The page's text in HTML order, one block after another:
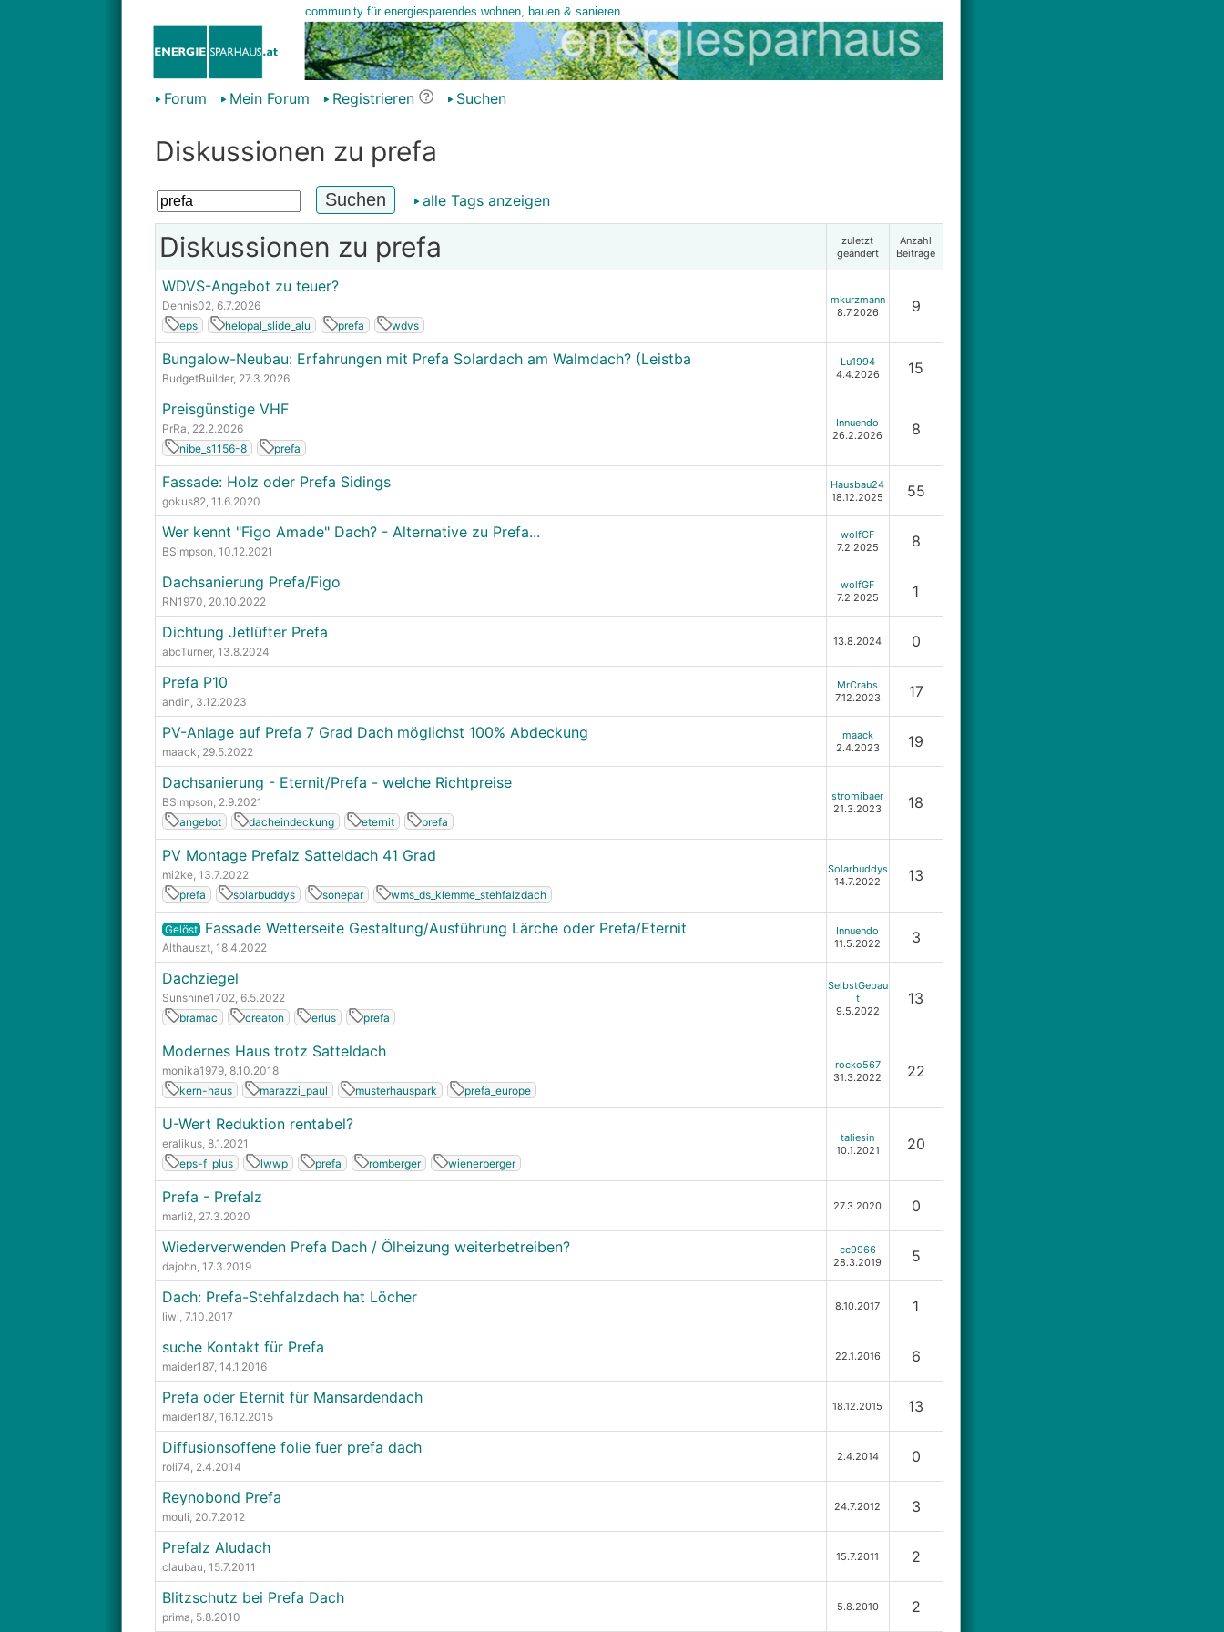
Forum Mein Forum Registrieren Suchen
Diskussionen zu prefa
alle Tags anzeigen
Diskussionen zu prefa
zuletzt
geändert
Anzahl
Beiträge
WDVS-Angebot zu teuer?
Dennis02, 6.7.2026
eps
helopal_slide_alu prefa wdvs
mkurzmann
8.7.2026
9
Bungalow-Neubau: Erfahrungen mit Prefa Solardach am Walmdach? (Leistba
BudgetBuilder, 27.3.2026
Lu1994
4.4.2026
15
Preisgünstige VHF
PrRa, 22.2.2026
nibe_s1156-8
prefa
Innuendo
26.2.2026
8
Fassade: Holz oder Prefa Sidings
gokus82, 11.6.2020
Hausbau24
18.12.2025
55
Wer kennt "Figo Amade" Dach? - Alternative zu Prefa...
BSimpson, 10.12.2021
wolfGF
7.2.2025
8
Dachsanierung Prefa/Figo
RN1970, 20.10.2022
wolfGF
7.2.2025
1
Dichtung Jetlüfter Prefa
abcTurner, 13.8.2024
13.8.2024 0
Prefa P10
andin, 3.12.2023
MrCrabs
7.12.2023
17
PV-Anlage auf Prefa 7 Grad Dach möglichst 100% Abdeckung
maack, 29.5.2022
maack
2.4.2023
19
Dachsanierung - Eternit/Prefa - welche Richtpreise
BSimpson, 2.9.2021
angebot
dacheindeckung eternit prefa
stromibaer
21.3.2023
18
PV Montage Prefalz Satteldach 41 Grad
mi2ke, 13.7.2022
prefa
solarbuddys sonepar wms_ds_klemme_stehfalzdach
Solarbuddys
14.7.2022
13
Gelöst Fassade Wetterseite Gestaltung/Ausführung Lärche oder Prefa/Eternit
Althauszt, 18.4.2022
Innuendo
11.5.2022
3
Dachziegel
Sunshine1702, 6.5.2022
bramac
creaton erlus prefa
SelbstGebau
t
9.5.2022
13
Modernes Haus trotz Satteldach
monika1979, 8.10.2018
kern-haus
marazzi_paul musterhauspark prefa_europe
rocko567
31.3.2022
22
U-Wert Reduktion rentabel?
eralikus, 8.1.2021
eps-f_plus
lwwp prefa romberger wienerberger
taliesin
10.1.2021
20
Prefa - Prefalz
marli2, 27.3.2020
27.3.2020 0
Wiederverwenden Prefa Dach / Ölheizung weiterbetreiben?
dajohn, 17.3.2019
cc9966
28.3.2019
5
Dach: Prefa-Stehfalzdach hat Löcher
liwi, 7.10.2017
8.10.2017 1
suche Kontakt für Prefa
maider187, 14.1.2016
22.1.2016 6
Prefa oder Eternit für Mansardendach
maider187, 16.12.2015
18.12.2015 13
Diffusionsoffene folie fuer prefa dach
roli74, 2.4.2014
2.4.2014 0
Reynobond Prefa
mouli, 20.7.2012
24.7.2012 3
Prefalz Aludach
claubau, 15.7.2011
15.7.2011 2
Blitzschutz bei Prefa Dach
prima, 5.8.2010
5.8.2010 2